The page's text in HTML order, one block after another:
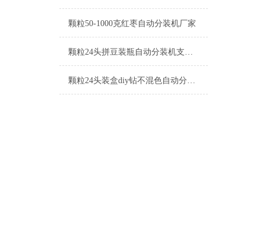
颗粒50-1000克红枣自动分装机厂家
颗粒24头拼豆装瓶自动分装机支持定制
颗粒24头装盒diy钻不混色自动分装机工厂生产